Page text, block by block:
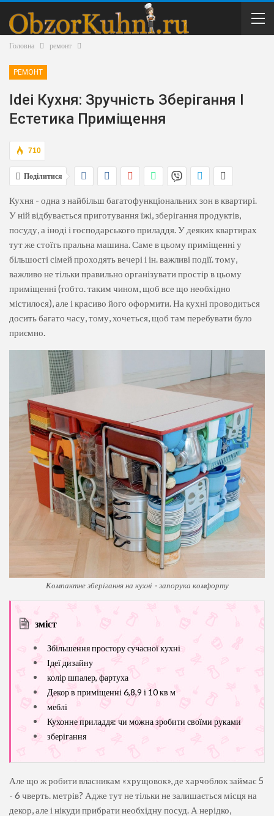
Головна ремонт
РЕМОНТ
Idei Кухня: Зручність Зберігання І
Естетика Приміщення
710
Поділитися
Кухня - одна з найбільш багатофункціональних зон в квартирі.
У ній відбувається приготування їжі, зберігання продуктів,
посуду, а іноді і господарського приладдя. У деяких квартирах
тут же стоїть пральна машина. Саме в цьому приміщенні у
більшості сімей проходять вечері і ін. важливі події. тому,
важливо не тільки правильно організувати простір в цьому
приміщенні (тобто. таким чином, щоб все що необхідно
містилося), але і красиво його оформити. На кухні проводиться
досить багато часу, тому, хочеться, щоб там перебувати було
приємно.
Компактне зберігання на кухні - запорука комфорту
зміст
Збільшення простору сучасної кухні
Ідеї ​​дизайну
колір шпалер, фартуха
Декор в приміщенні 6,8,9 і 10 кв м
меблі
Кухонне приладдя: чи можна зробити своїми руками
зберігання
Але що ж робити власникам «хрущовок», де харчоблок займає 5
- 6 чверть. метрів? Адже тут не тільки не залишається місця на
декор, але і нікуди прибрати необхідну посуд. А нерідко,